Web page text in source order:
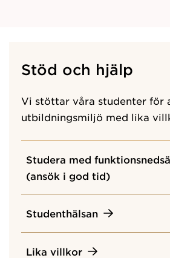
Stöd och hjälp
Vi stöttar våra studenter för
utbildningsmiljö med lika
Studera med
(ansök i god tid)
Studenthälsan
Lika villkor